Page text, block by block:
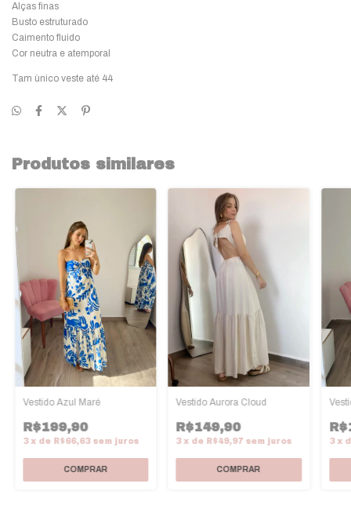
Alças finas
Busto estruturado
Caimento fluido
Cor neutra e atemporal
Tam ùnico veste até 44
Produtos similares
Vestido Azul Maré
R$199,90
3 x de R$66,63 sem juros
COMPRAR
Vestido Aurora Cloud
R$149,90
3 x de R$49,97 sem juros
COMPRAR
3 x